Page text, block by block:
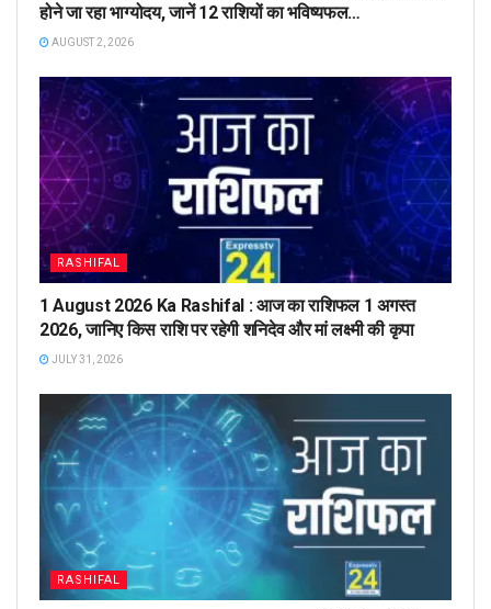
होने जा रहा भाग्योदय, जानें 12 राशियों का भविष्यफल…
AUGUST 2, 2026
RASHIFAL
1 August 2026 Ka Rashifal : आज का राशिफल 1 अगस्त
2026, जानिए किस राशि पर रहेगी शनिदेव और मां लक्ष्मी की कृपा
JULY 31, 2026
RASHIFAL